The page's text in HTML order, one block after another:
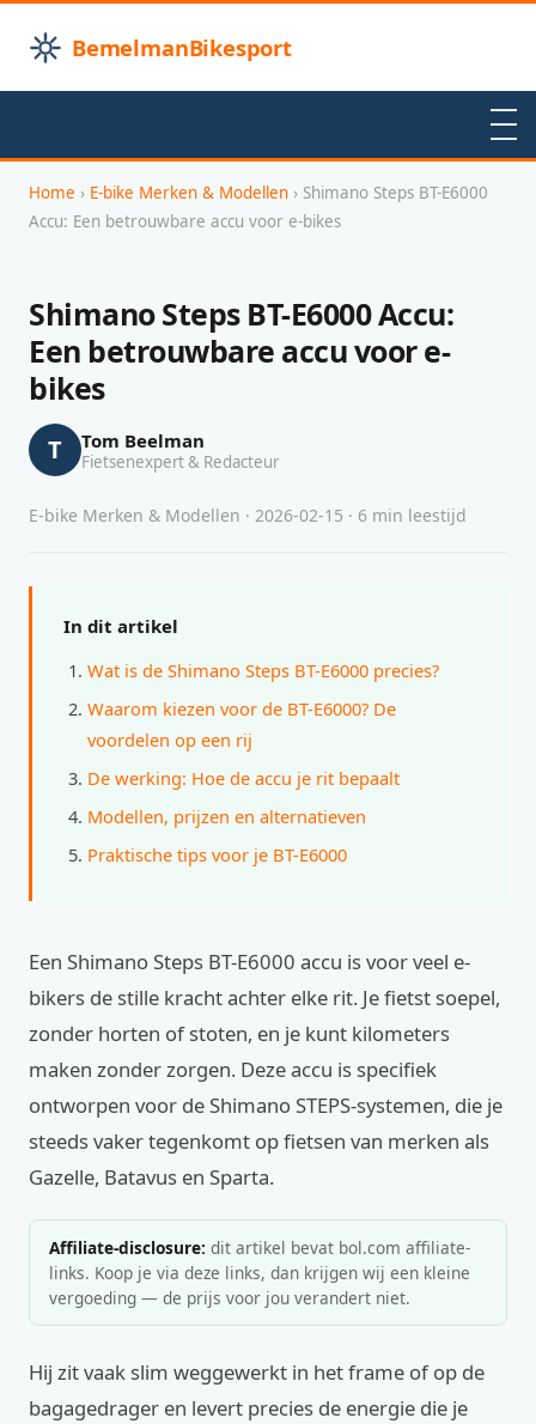
BemelmanBikesport
Home › E-bike Merken & Modellen › Shimano Steps BT-E6000
Accu: Een betrouwbare accu voor e-bikes
Shimano Steps BT-E6000 Accu:
Een betrouwbare accu voor e-
bikes
T Tom Beelman
Fietsenexpert & Redacteur
E-bike Merken & Modellen · 2026-02-15 · 6 min leestijd
In dit artikel
Wat is de Shimano Steps BT-E6000 precies?
Waarom kiezen voor de BT-E6000? De
voordelen op een rij
De werking: Hoe de accu je rit bepaalt
Modellen, prijzen en alternatieven
Praktische tips voor je BT-E6000
Een Shimano Steps BT-E6000 accu is voor veel e-
bikers de stille kracht achter elke rit. Je fietst soepel,
zonder horten of stoten, en je kunt kilometers
maken zonder zorgen. Deze accu is specifiek
ontworpen voor de Shimano STEPS-systemen, die je
steeds vaker tegenkomt op fietsen van merken als
Gazelle, Batavus en Sparta.
Affiliate-disclosure: dit artikel bevat bol.com affiliate-
links. Koop je via deze links, dan krijgen wij een kleine
vergoeding — de prijs voor jou verandert niet.
Hij zit vaak slim weggewerkt in het frame of op de
bagagedrager en levert precies de energie die je